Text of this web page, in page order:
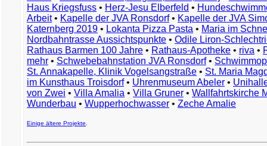
Haus Kriegsfuss • Herz-Jesu Elberfeld •
Arbeit• Kapelle der JVA Ronsdorf• Kapelle der JVA
Katernberg 2019 • Lokanta Pizza Pasta • Maria im
Nordbahntrasse Aussichtspunkte • Odile Liron-
Rathaus Barmen 100 Jahre • Rathaus-Apotheke • riva •
mehr • Schwebebahnstation JVA Ronsdorf•
St. Annakapelle, Klinik Vogelsangstraße • St. Maria
im Kunsthaus Troisdorf• Uhrenmuseum Abeler •
von Zwei • Villa Amalia • Villa Gruner • Wallfahrtskirche
Wunderbau • Wupperhochwasser • Zeche Amalie
Einige ältere Projekte